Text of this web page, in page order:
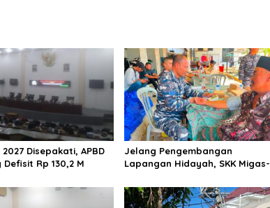
2027 Disepakati, APBD
Rp 130,2 M
Jelang Pengembangan
Lapangan Hidayah, SKK Migas-
Sinergi dengan Nelayan
Sampang